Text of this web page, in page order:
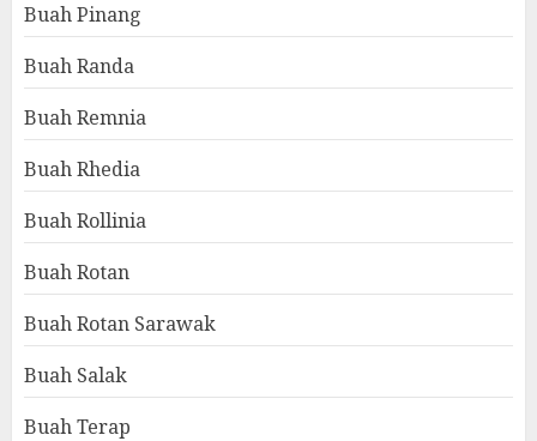
Buah Pinang
Buah Randa
Buah Remnia
Buah Rhedia
Buah Rollinia
Buah Rotan
Buah Rotan Sarawak
Buah Salak
Buah Terap